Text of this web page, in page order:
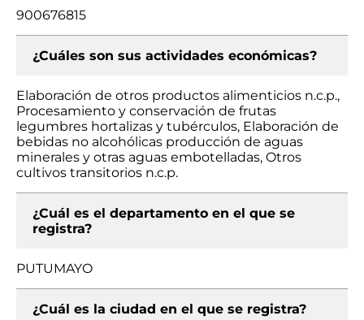
900676815
¿Cuáles son sus actividades económicas?
Elaboración de otros productos alimenticios n.c.p.,
Procesamiento y conservación de frutas
legumbres hortalizas y tubérculos, Elaboración de
bebidas no alcohólicas producción de aguas
minerales y otras aguas embotelladas, Otros
cultivos transitorios n.c.p.
¿Cuál es el departamento en el que se
registra?
PUTUMAYO
¿Cuál es la ciudad en el que se registra?